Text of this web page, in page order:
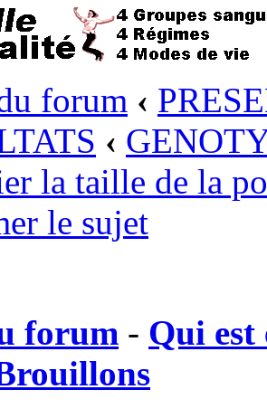
forum ‹
‹
la taille de la
le sujet
forum - Qui est